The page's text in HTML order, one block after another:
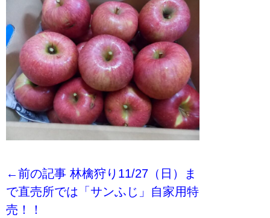
←前の記事 林檎狩り11/27（日）ま
で直売所では「サンふじ」自家用特
売！！